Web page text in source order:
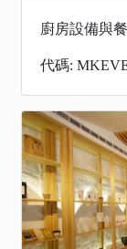
廚房設備與
代碼: